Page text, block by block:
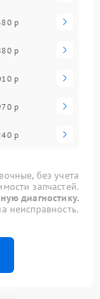
р
р
р
р
р
без учета
запчастей.
диагностику.
неисправность.